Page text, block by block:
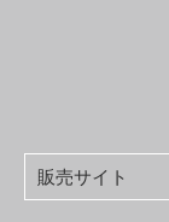
販売サイト